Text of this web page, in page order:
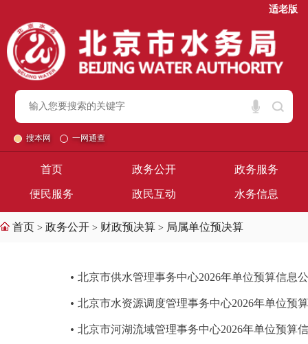
适老版
搜本网 一网通查
首页 政务公开 政务服务
便民服务 政民互动 水务信息
首页 > 政务公开 > 财政预决算 > 局属单位预决算
北京市供水管理事务中心2026年单位预算信息
北京市水资源调度管理事务中心2026年单位预
北京市河湖流域管理事务中心2026年单位预算